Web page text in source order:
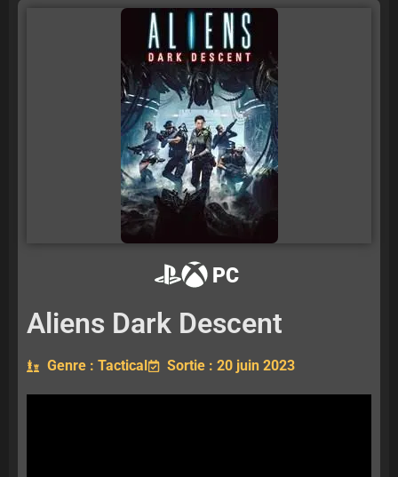
PC
Aliens Dark Descent
Genre : Tactical Sortie : 20 juin 2023